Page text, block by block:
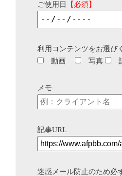
ご使用日 【必須】
利用コンテンツをお選び
動画
写真
メモ
記事URL
迷惑メール防止のため必